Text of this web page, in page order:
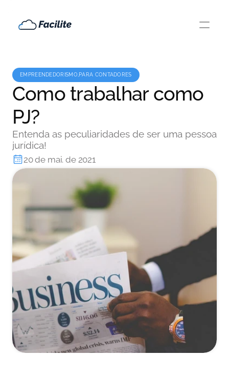
EMPREENDEDORISMO,PARA CONTADORES
Como trabalhar como
PJ?
Entenda as peculiaridades de ser uma pessoa
jurídica!
20 de mai. de 2021